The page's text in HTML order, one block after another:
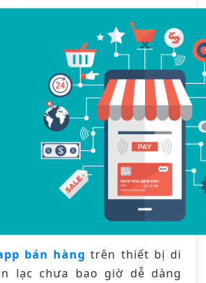
bán hàng trên thiết bị di
lạc chưa bao giờ dễ dàng